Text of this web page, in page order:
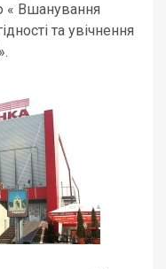
Вшанування
та увічнення